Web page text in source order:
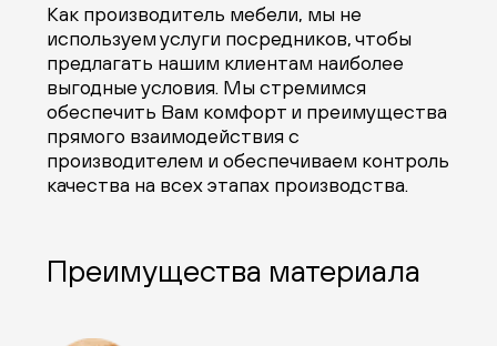
Как производитель мебели, мы не
используем услуги посредников, чтобы
предлагать нашим клиентам наиболее
выгодные условия. Мы стремимся
обеспечить Вам комфорт и преимущества
прямого взаимодействия с
производителем и обеспечиваем контроль
качества на всех этапах производства.
Преимущества материала